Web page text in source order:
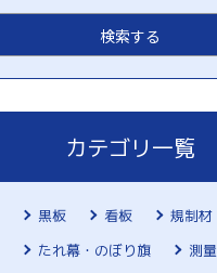
カテゴリ一覧
黒板 看板 規制材
たれ幕・のぼり旗 測量